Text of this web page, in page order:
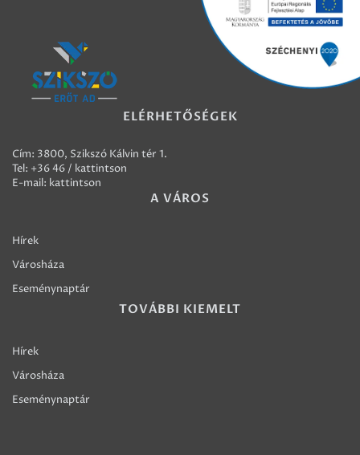
ELÉRHETŐSÉGEK
Cím: 3800, Szikszó Kálvin tér 1.
Tel: +36 46 / kattintson
E-mail: kattintson
A VÁROS
Hírek
Városháza
Eseménynaptár
TOVÁBBI KIEMELT
Hírek
Városháza
Eseménynaptár